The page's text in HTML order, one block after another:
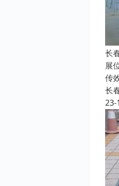
长
展
传
长
23-